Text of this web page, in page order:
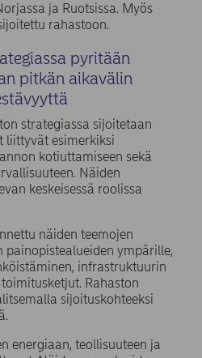
ja Ruotsissa. Myös
rahastoon.
pyritään
pitkän aikavälin
strategiassa sijoitetaan
liittyvät esimerkiksi
kotiuttamiseen sekä
Näiden
keskeisessä roolissa
näiden teemojen
painopistealueiden ympärille,
infrastruktuurin
Rahaston
sijoituskohteeksi
energiaan, teollisuuteen ja